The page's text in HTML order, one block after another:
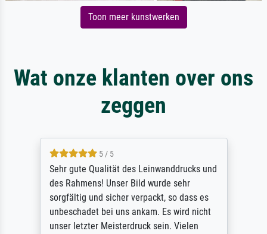
Toon meer kunstwerken
Wat onze klanten over ons
zeggen
5 / 5
Sehr gute Qualität des Leinwanddrucks und
des Rahmens! Unser Bild wurde sehr
sorgfältig und sicher verpackt, so dass es
unbeschadet bei uns ankam. Es wird nicht
unser letzter Meisterdruck sein. Vielen